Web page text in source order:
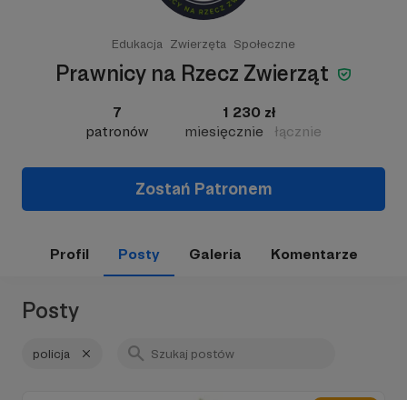
Edukacja Zwierzęta Społeczne
Prawnicy na Rzecz Zwierząt
7
patronów
1 230 zł
miesięcznie
łącznie
Zostań Patronem
Profil Posty Galeria Komentarze
Posty
policja